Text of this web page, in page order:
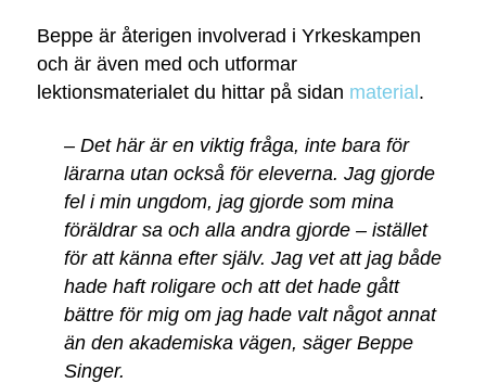
Beppe är återigen involverad i Yrkeskampen
och är även med och utformar
lektionsmaterialet du hittar på sidan material .
– Det här är en viktig fråga, inte bara för
lärarna utan också för eleverna. Jag gjorde
fel i min ungdom, jag gjorde som mina
föräldrar sa och alla andra gjorde – istället
för att känna efter själv. Jag vet att jag både
hade haft roligare och att det hade gått
bättre för mig om jag hade valt något annat
än den akademiska vägen, säger Beppe
Singer.